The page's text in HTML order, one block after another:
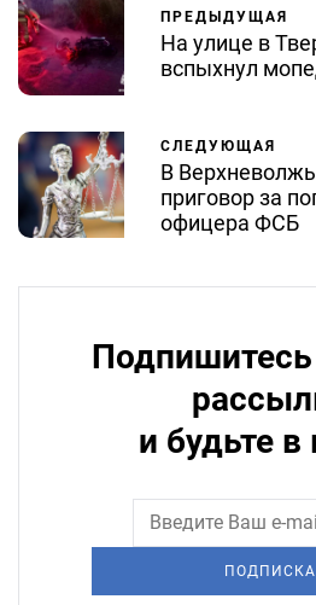
ПРЕДЫДУЩАЯ
На улице в
вспыхнул
СЛЕДУЮЩАЯ
В
приговор за
офицера ФСБ
и будьте в
ПОДПИСКА